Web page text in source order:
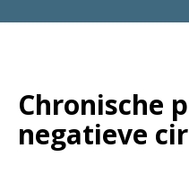
Chronische
negatieve